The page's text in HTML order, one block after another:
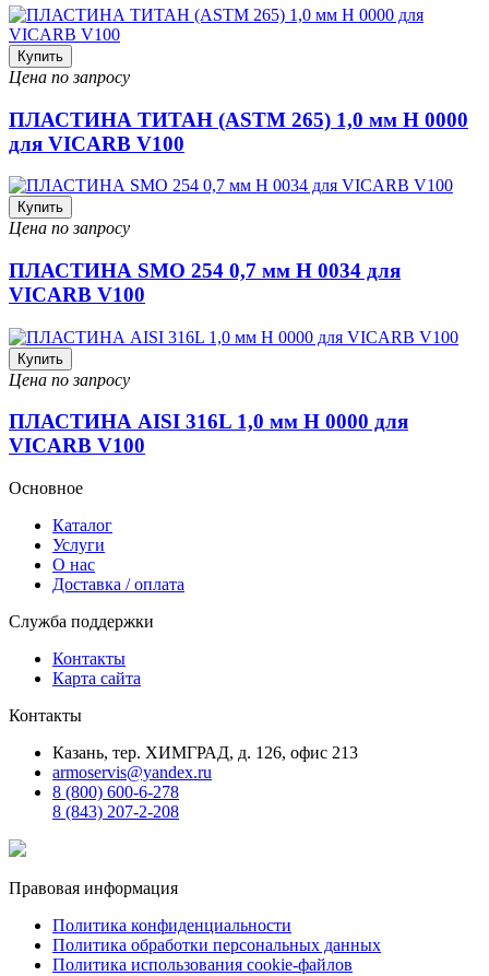
Купить
Цена по запросу
ПЛАСТИНА ТИТАН (ASTM 265) 1,0 мм H 0000
для VICARB V100
Купить
Цена по запросу
ПЛАСТИНА SMO 254 0,7 мм H 0034 для
VICARB V100
Купить
Цена по запросу
ПЛАСТИНА AISI 316L 1,0 мм H 0000 для
VICARB V100
Основное
Каталог
Услуги
О нас
Доставка / оплата
Служба поддержки
Контакты
Карта сайта
Контакты
Казань, тер. ХИМГРАД, д. 126, офис 213
armoservis@yandex.ru
8 (800) 600-6-278
8 (843) 207-2-208
Правовая информация
Политика конфиденциальности
Политика обработки персональных данных
Политика использования cookie-файлов